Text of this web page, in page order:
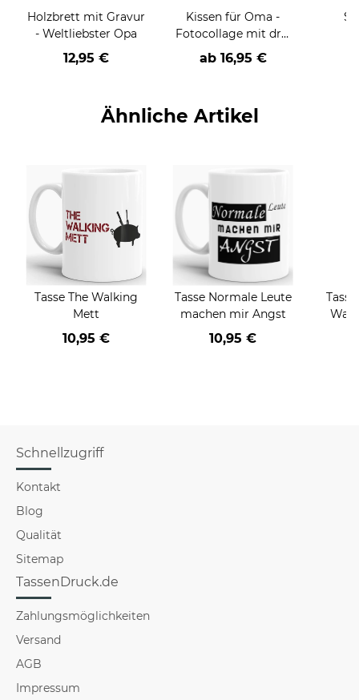
Holzbrett mit Gravur
- Weltliebster Opa
12,95 €
Kissen für Oma -
Fotocollage mit drei
Fotos zum selbst
Gestalten - inkl.
ab 16,95 €
Ähnliche Artikel
Tasse The Walking
Mett
10,95 €
Tasse Normale Leute
machen mir Angst
10,95 €
Schnellzugriff
Kontakt
Blog
Qualität
Sitemap
TassenDruck.de
Zahlungsmöglichkeiten
Versand
AGB
Impressum